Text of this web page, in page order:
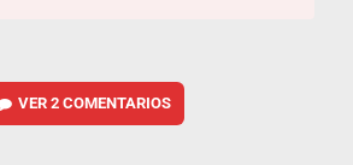
VER2 COMENTARIOS